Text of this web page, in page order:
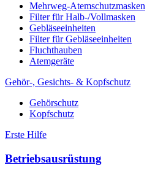
Mehrweg-Atemschutzmasken
Filter für Halb-/Vollmasken
Gebläseeinheiten
Filter für Gebläseeinheiten
Fluchthauben
Atemgeräte
Gehör-, Gesichts- & Kopfschutz
Gehörschutz
Kopfschutz
Erste Hilfe
Betriebsausrüstung